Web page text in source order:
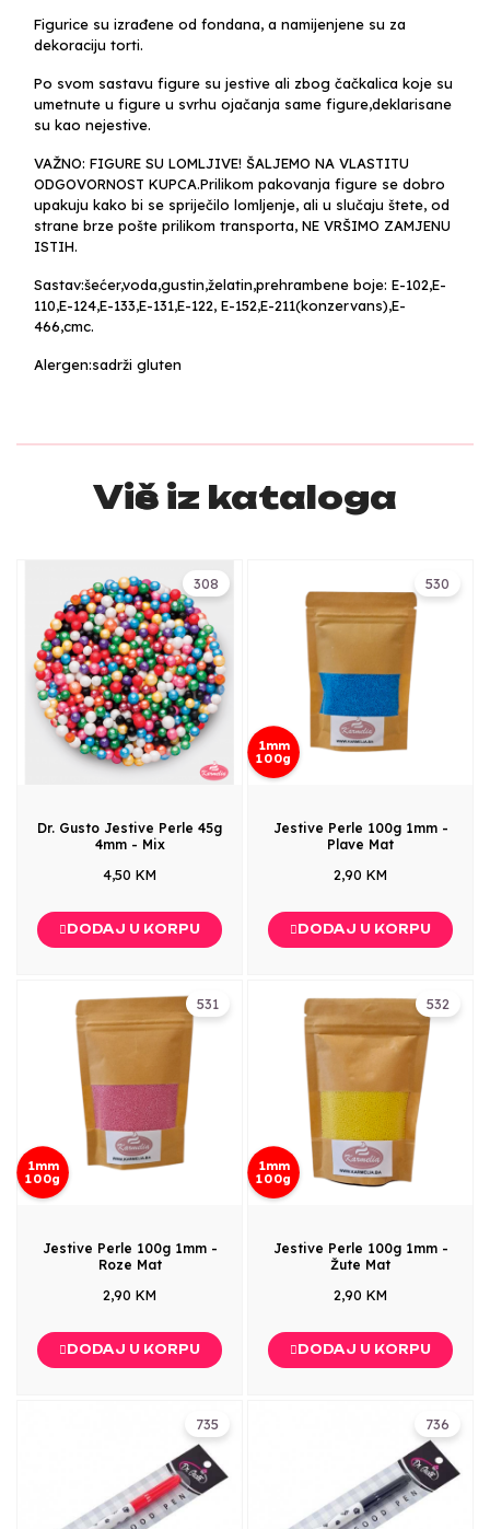
Figurice su izrađene od fondana, a namijenjene su za
dekoraciju torti.
Po svom sastavu figure su jestive ali zbog čačkalica koje su
umetnute u figure u svrhu ojačanja same figure,deklarisane
su kao nejestive.
VAŽNO: FIGURE SU LOMLJIVE! ŠALJEMO NA VLASTITU
ODGOVORNOST KUPCA.Prilikom pakovanja figure se dobro
upakuju kako bi se spriječilo lomljenje, ali u slučaju štete, od
strane brze pošte prilikom transporta, NE VRŠIMO ZAMJENU
ISTIH.
Sastav:šećer,voda,gustin,želatin,prehrambene boje: E-102,E-
110,E-124,E-133,E-131,E-122, E-152,E-211(konzervans),E-
466,cmc.
Alergen:sadrži gluten
Više iz kataloga
308
Dr. Gusto Jestive Perle 45g
4mm - Mix
4,50 KM
DODAJ U KORPU
530
1mm
100g
Jestive Perle 100g 1mm -
Plave Mat
2,90 KM
DODAJ U KORPU
531
1mm
100g
Jestive Perle 100g 1mm -
Roze Mat
2,90 KM
DODAJ U KORPU
532
1mm
100g
Jestive Perle 100g 1mm -
Žute Mat
2,90 KM
DODAJ U KORPU
735 736